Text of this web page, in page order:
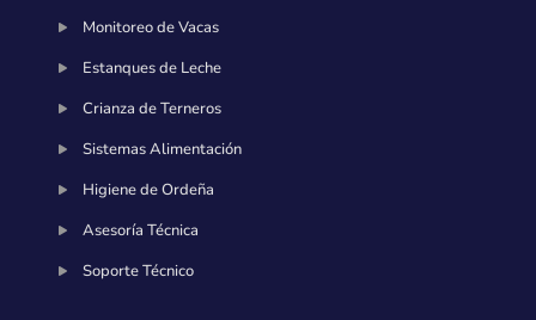
Monitoreo de Vacas
Estanques de Leche
Crianza de Terneros
Sistemas Alimentación
Higiene de Ordeña
Asesoría Técnica
Soporte Técnico